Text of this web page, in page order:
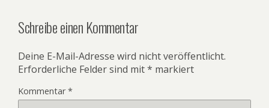
Schreibe einen Kommentar
Deine E-Mail-Adresse wird nicht veröffentlicht.
Erforderliche Felder sind mit* markiert
Kommentar*